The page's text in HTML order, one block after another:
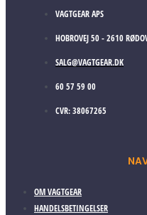
VAGTGEAR APS
HOBROVEJ 50 - 2610
SALG@VAGTGEAR.DK
60 57 59 00
CVR: 38067265
OM VAGTGEAR
HANDELSBETINGELSER